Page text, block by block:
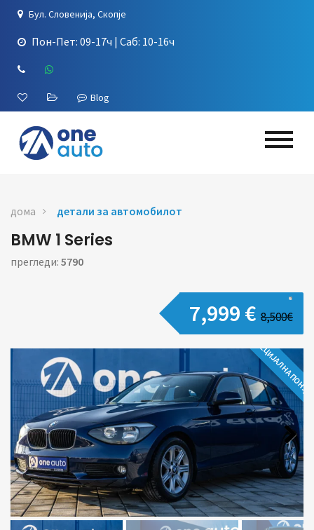
Бул. Словенија, Скопје
Пон-Пет: 09-17ч | Саб: 10-16ч
Blog
дома детали за автомобилот
BMW 1 Series
прегледи: 5790
7,999 € 8,500€
СПЕЦИЈАЛНА
Next